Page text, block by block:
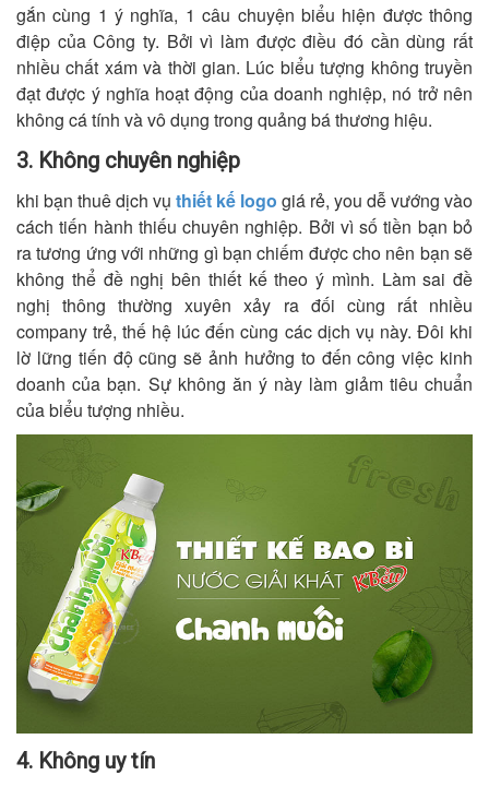
gắn cùng 1 ý nghĩa, 1 câu chuyện biểu hiện được thông
điệp của Công ty. Bởi vì làm được điều đó cần dùng rất
nhiều chất xám và thời gian. Lúc biểu tượng không truyền
đạt được ý nghĩa hoạt động của doanh nghiệp, nó trở nên
không cá tính và vô dụng trong quảng bá thương hiệu.
3. Không chuyên nghiệp
khi bạn thuê dịch vụ thiết kế logo giá rẻ, you dễ vướng vào
cách tiến hành thiếu chuyên nghiệp. Bởi vì số tiền bạn bỏ
ra tương ứng với những gì bạn chiếm được cho nên bạn sẽ
không thể đề nghị bên thiết kế theo ý mình. Làm sai đề
nghị thông thường xuyên xảy ra đối cùng rất nhiều
company trẻ, thế hệ lúc đến cùng các dịch vụ này. Đôi khi
lờ lững tiến độ cũng sẽ ảnh hưởng to đến công việc kinh
doanh của bạn. Sự không ăn ý này làm giảm tiêu chuẩn
của biểu tượng nhiều.
4. Không uy tín